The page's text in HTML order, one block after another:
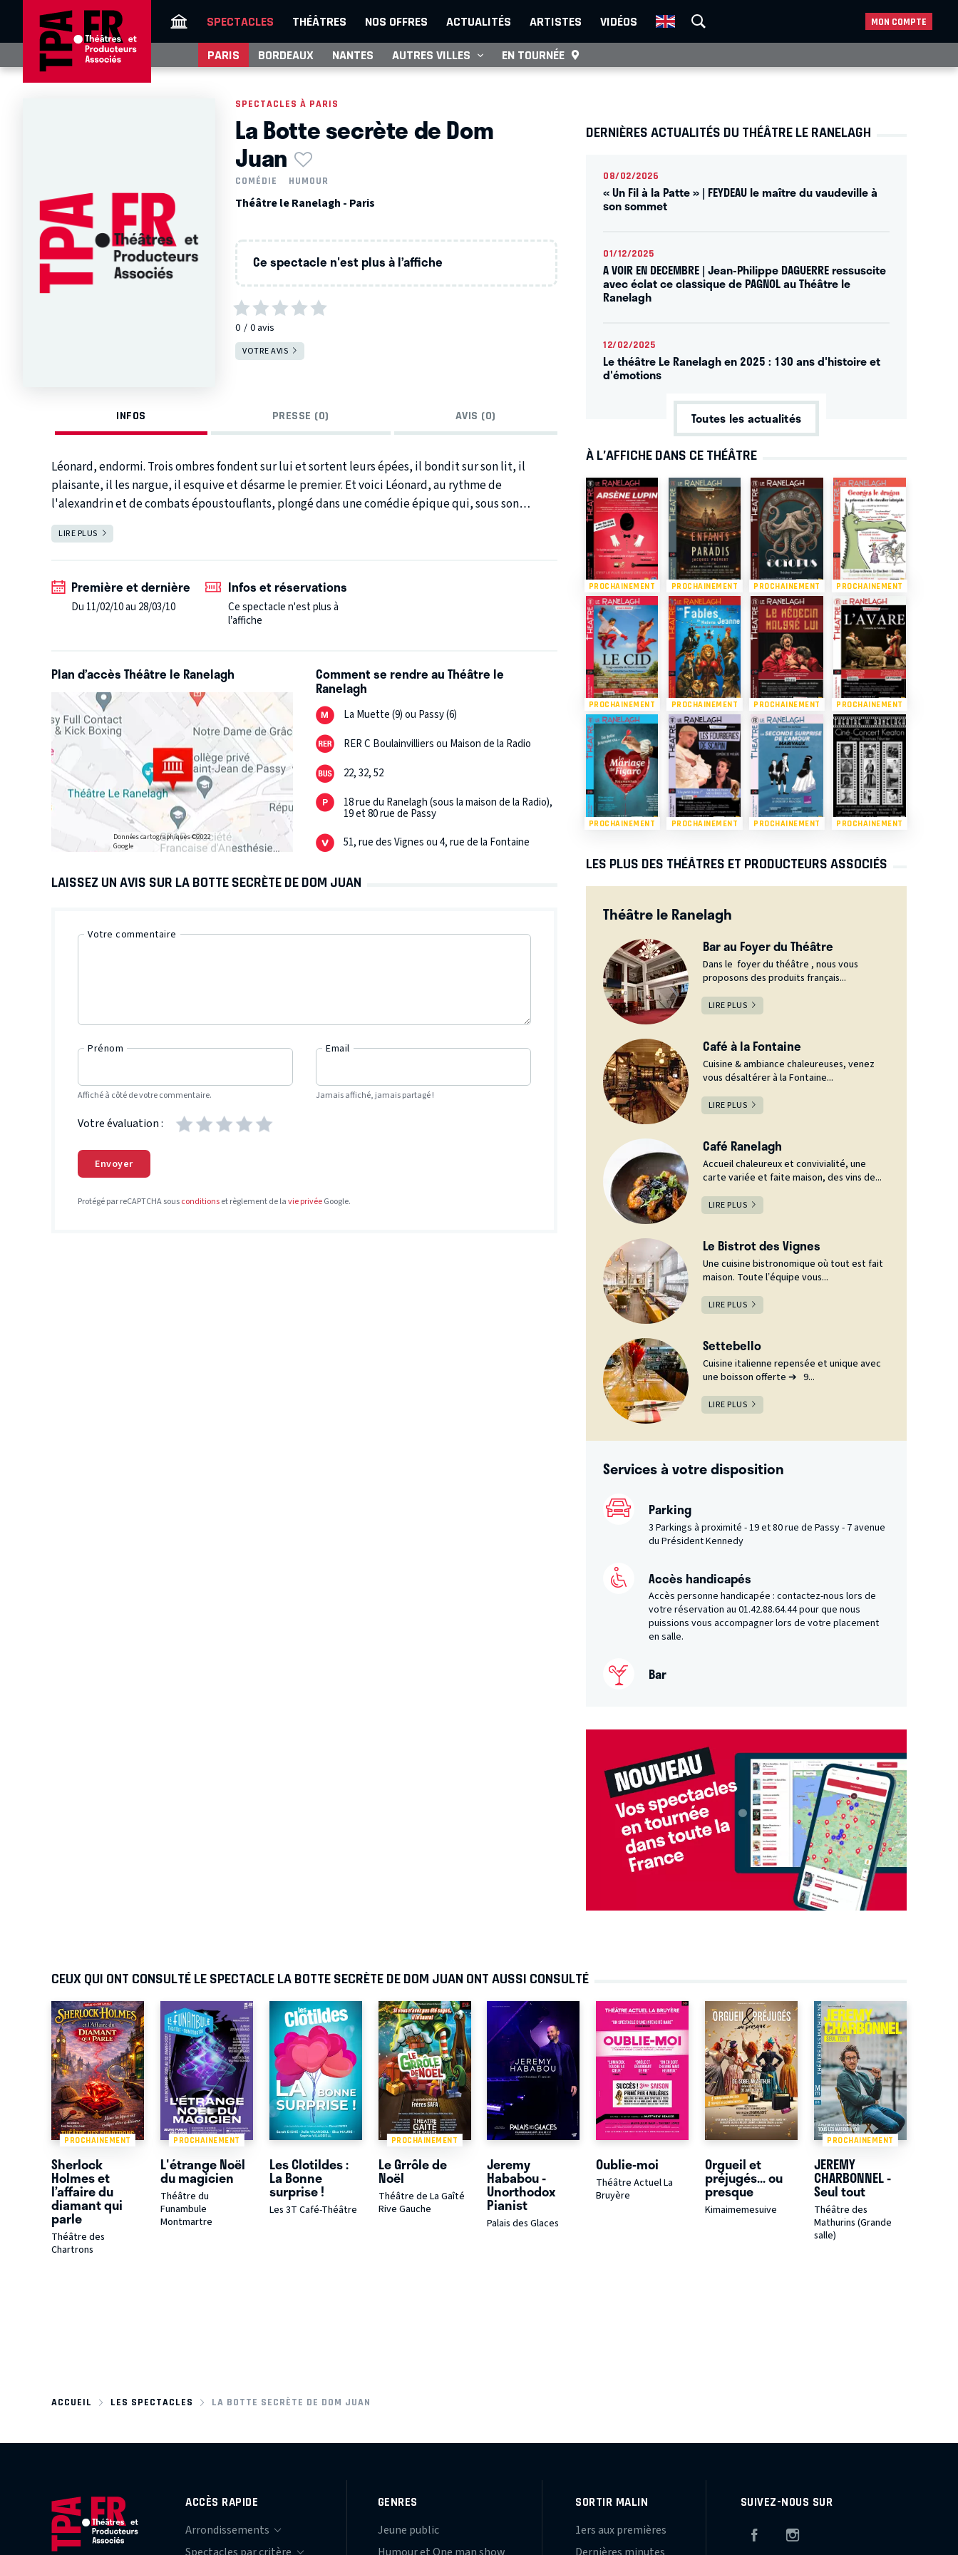
SPECTACLES THÉÂTRES NOS OFFRES ACTUALITÉS ARTISTES VIDÉOS MON COMPTE
PARIS BORDEAUX NANTES AUTRES VILLES EN TOURNÉE
SPECTACLES À PARIS
La Botte secrète de Dom
Juan
COMÉDIE HUMOUR
Théâtre le Ranelagh - Paris
Ce spectacle n'est plus à l’affiche
0 0avis
VOTRE AVIS
INFOS PRESSE (0) AVIS (0)
Léonard, endormi. Trois ombres fondent sur lui et sortent leurs épées, il bondit sur son lit, il
plaisante, il les nargue, il esquive et désarme le premier. Et voici Léonard, au rythme de
l'alexandrin et de combats époustouflants, plongé dans une comédie épique qui, sous son
apparente légèreté, attaque de taille et d'estoc tous les schémas formels préconçus, bousculant
l'alexandrin, tailladant la forme théâtrale, écorchant la résignation sociale et tranchant dans le vif
LIRE PLUS
Première et dernière
Du 11/02/10 au 28/03/10
Infos et réservations
Ce spectacle n'est plus à
l’affiche
Plan d’accès Théâtre le Ranelagh
Données cartographiques ©2022
Google
Comment se rendre au Théâtre le
Ranelagh
La Muette (9) ou Passy (6)
RER C Boulainvilliers ou Maison de la Radio
22, 32, 52
18 rue du Ranelagh (sous la maison de la Radio),
19 et 80 rue de Passy
51, rue des Vignes ou 4, rue de la Fontaine
LAISSEZ UN AVIS SUR LA BOTTE SECRÈTE DE DOM JUAN
Votre commentaire
Prénom
Affiché à côté de votre commentaire.
Email
Jamais affiché, jamais partagé !
Votre évaluation :
Envoyer
Protégé par reCAPTCHA sousconditionset règlement de lavie privéeGoogle.
DERNIÈRES ACTUALITÉS DU THÉÂTRE LE RANELAGH
08/02/2026
« Un Fil à la Patte » | FEYDEAU le maître du vaudeville à
son sommet
01/12/2025
A VOIR EN DECEMBRE | Jean-Philippe DAGUERRE ressuscite
avec éclat ce classique de PAGNOL au Théâtre le
Ranelagh
12/02/2025
Le théâtre Le Ranelagh en 2025 : 130 ans d'histoire et
d'émotions
Toutes les actualités
À L’AFFICHE DANS CE THÉÂTRE
PROCHAINEMENT PROCHAINEMENT PROCHAINEMENT PROCHAINEMENT
PROCHAINEMENT PROCHAINEMENT PROCHAINEMENT PROCHAINEMENT
PROCHAINEMENT PROCHAINEMENT PROCHAINEMENT PROCHAINEMENT
LES PLUS DES THÉÂTRES ET PRODUCTEURS ASSOCIÉS
Théâtre le Ranelagh
Bar au Foyer du Théâtre
Dans le foyer du théâtre , nous vous
proposons des produits français...
LIRE PLUS
Café à la Fontaine
Cuisine & ambiance chaleureuses, venez
vous désaltérer à la Fontaine...
LIRE PLUS
Café Ranelagh
Accueil chaleureux et convivialité, une
carte variée et faite maison, des vins de...
LIRE PLUS
Le Bistrot des Vignes
Une cuisine bistronomique où tout est fait
maison. Toute l’équipe vous...
LIRE PLUS
Settebello
Cuisine italienne repensée et unique avec
une boisson offerte ➔ 9...
LIRE PLUS
Services à votre disposition
Parking
3 Parkings à proximité - 19 et 80 rue de Passy - 7 avenue
du Président Kennedy
Accès handicapés
Accès personne handicapée : contactez-nous lors de
votre réservation au 01.42.88.64.44 pour que nous
puissions vous accompagner lors de votre placement
en salle.
Bar
CEUX QUI ONT CONSULTÉ LE SPECTACLE LA BOTTE SECRÈTE DE DOM JUAN ONT AUSSI CONSULTÉ
PROCHAINEMENT
Sherlock
Holmes et
l’affaire du
diamant qui
parle
Théâtre des
Chartrons
PROCHAINEMENT
L'étrange Noël
du magicien
Théâtre du
Funambule
Montmartre
Les Clotildes :
La Bonne
surprise !
Les 3T Café-Théâtre
PROCHAINEMENT
Le Grrôle de
Noël
Théâtre de La Gaîté
Rive Gauche
Jeremy
Hababou -
Unorthodox
Pianist
Palais des Glaces
Oublie-moi
Théâtre Actuel La
Bruyère
Orgueil et
préjugés... ou
presque
Kimaimemesuive
PROCHAINEMENT
JEREMY
CHARBONNEL -
Seul tout
Théâtre des
Mathurins (Grande
salle)
ACCUEIL LES SPECTACLES LA BOTTE SECRÈTE DE DOM JUAN
ACCÈS RAPIDE GENRES
Jeune public
SORTIR MALIN
1ers aux premières
SUIVEZ-NOUS SUR
Facebook